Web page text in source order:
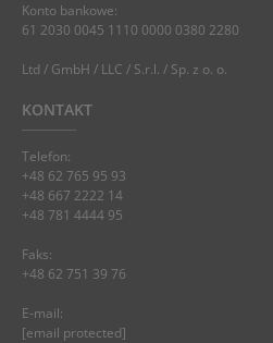
Konto bankowe:
61 2030 0045 1110 0000 0380 2280
Ltd / GmbH / LLC / S.r.l. / Sp. z o. o.
KONTAKT
Telefon:
+48 62 765 95 93
+48 667 2222 14
+48 781 4444 95
Faks:
+48 62 751 39 76
E-mail:
[email protected]